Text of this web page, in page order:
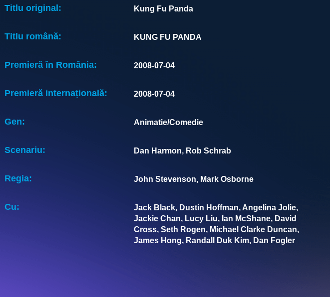
Titlu original: Kung Fu Panda
Titlu română: KUNG FU PANDA
Premieră în România: 2008-07-04
Premieră internațională: 2008-07-04
Gen: Animatie/Comedie
Scenariu: Dan Harmon, Rob Schrab
Regia: John Stevenson, Mark Osborne
Cu:
Jack Black, Dustin Hoffman, Angelina Jolie,
Jackie Chan, Lucy Liu, Ian McShane, David
Cross, Seth Rogen, Michael Clarke Duncan,
James Hong, Randall Duk Kim, Dan Fogler